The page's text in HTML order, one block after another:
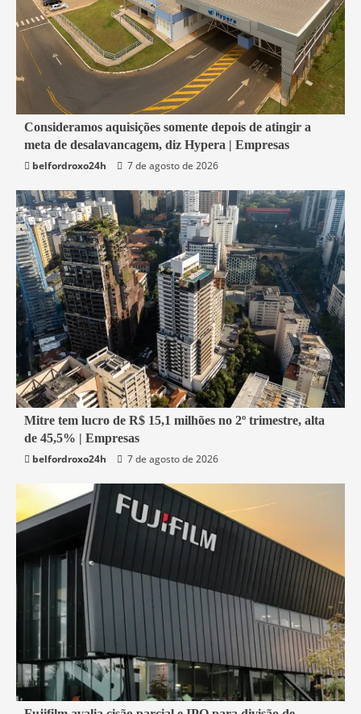
4 min read
Economia
Consideramos aquisições somente depois de atingir a
meta de desalavancagem, diz Hypera | Empresas
belfordroxo24h
7 de agosto de 2026
1 min read
Economia
Mitre tem lucro de R$ 15,1 milhões no 2º trimestre, alta
de 45,5% | Empresas
belfordroxo24h
7 de agosto de 2026